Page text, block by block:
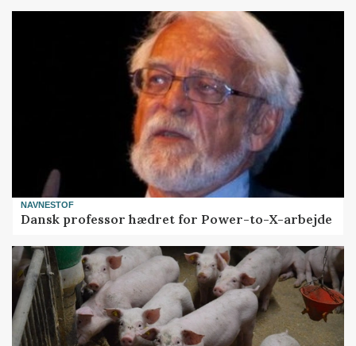
NAVNESTOF
Dansk professor hædret for Power-to-X-arbejde